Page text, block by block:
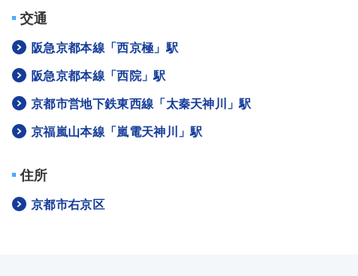
交通
阪急京都本線「西京極」駅
阪急京都本線「西院」駅
京都市営地下鉄東西線「太秦天神川」駅
京福嵐山本線「嵐電天神川」駅
住所
京都市右京区